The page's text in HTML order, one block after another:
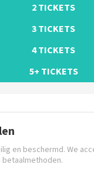
2 TICKETS
3 TICKETS
4 TICKETS
5+ TICKETS
en beschermd. We